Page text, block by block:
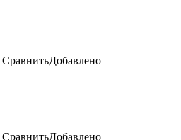
СравнитьДобавлено
СравнитьДобавлено